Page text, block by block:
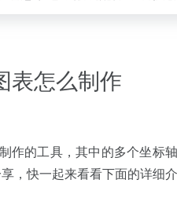
表怎么制作
作的工具，其中的多个坐标
，快一起来看看下面的详细介